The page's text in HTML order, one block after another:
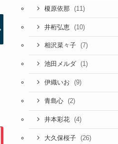
榎原依那 (11)
井桁弘恵 (10)
相沢菜々子 (7)
池田メルダ (1)
伊織いお (9)
青島心 (2)
井本彩花 (4)
大久保桜子 (26)